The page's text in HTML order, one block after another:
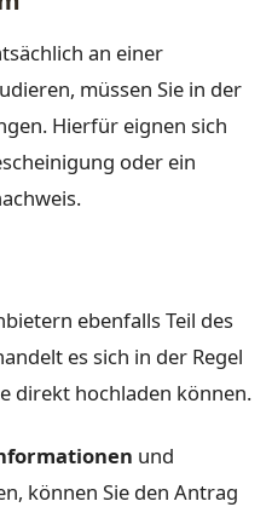
an einer
müssen Sie in der
Hierfür eignen sich
oder ein
ebenfalls Teil des
es sich in der Regel
direkt hochladen können.
und
können Sie den Antrag